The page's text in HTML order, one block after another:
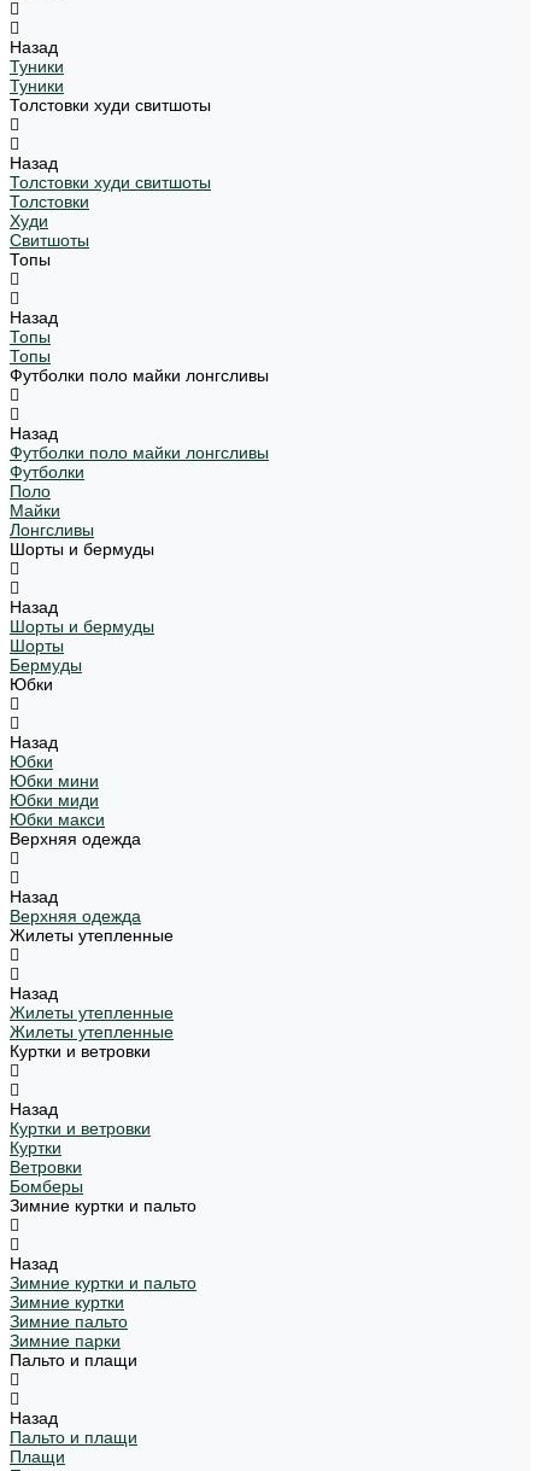
Назад
Туники
Туники
Толстовки худи свитшоты
Назад
Толстовки худи свитшоты
Толстовки
Худи
Свитшоты
Топы
Назад
Топы
Топы
Футболки поло майки лонгсливы
Назад
Футболки поло майки лонгсливы
Футболки
Поло
Майки
Лонгсливы
Шорты и бермуды
Назад
Шорты и бермуды
Шорты
Бермуды
Юбки
Назад
Юбки
Юбки мини
Юбки миди
Юбки макси
Верхняя одежда
Назад
Верхняя одежда
Жилеты утепленные
Назад
Жилеты утепленные
Жилеты утепленные
Куртки и ветровки
Назад
Куртки и ветровки
Куртки
Ветровки
Бомберы
Зимние куртки и пальто
Назад
Зимние куртки и пальто
Зимние куртки
Зимние пальто
Зимние парки
Пальто и плащи
Назад
Пальто и плащи
Плащи